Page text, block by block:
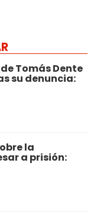
Tomás Dente
su denuncia:
la
a prisión: